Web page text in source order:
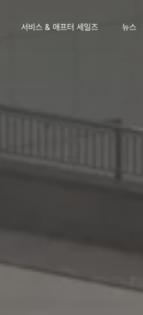
서비스 & 애프터 세일즈 뉴스